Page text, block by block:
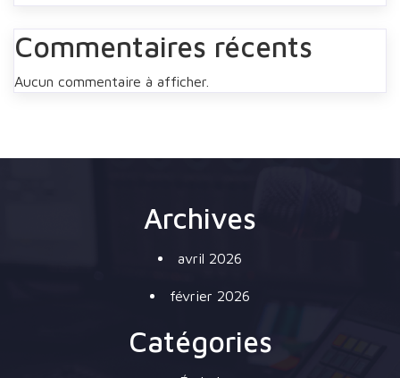
Commentaires récents
Aucun commentaire à afficher.
Archives
avril 2026
février 2026
Catégories